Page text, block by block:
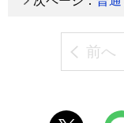
前へ